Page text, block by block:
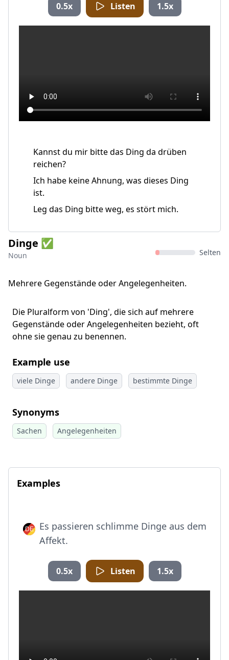
0.5x Listen 1.5x
Kannst du mir bitte das Ding da drüben
reichen?
Ich habe keine Ahnung, was dieses Ding
ist.
Leg das Ding bitte weg, es stört mich.
Dinge ✅
Noun Selten
Mehrere Gegenstände oder Angelegenheiten.
Die Pluralform von 'Ding', die sich auf mehrere
Gegenstände oder Angelegenheiten bezieht, oft
ohne sie genau zu benennen.
Example use
viele Dinge andere Dinge bestimmte Dinge
Synonyms
Sachen Angelegenheiten
Examples
Es passieren schlimme Dinge aus dem
Affekt.
0.5x Listen 1.5x